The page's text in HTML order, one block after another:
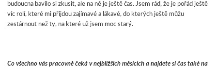
budoucna bavilo si zkusit, ale na ně je ještě čas. Jsem rád, že je pořád ještě
víc rolí, které mi přijdou zajímavé a lákavé, do kterých ještě můžu
zestárnout než ty, na které už jsem moc starý.
Co všechno vás pracovně čeká v nejbližších měsících a najdete si čas také na